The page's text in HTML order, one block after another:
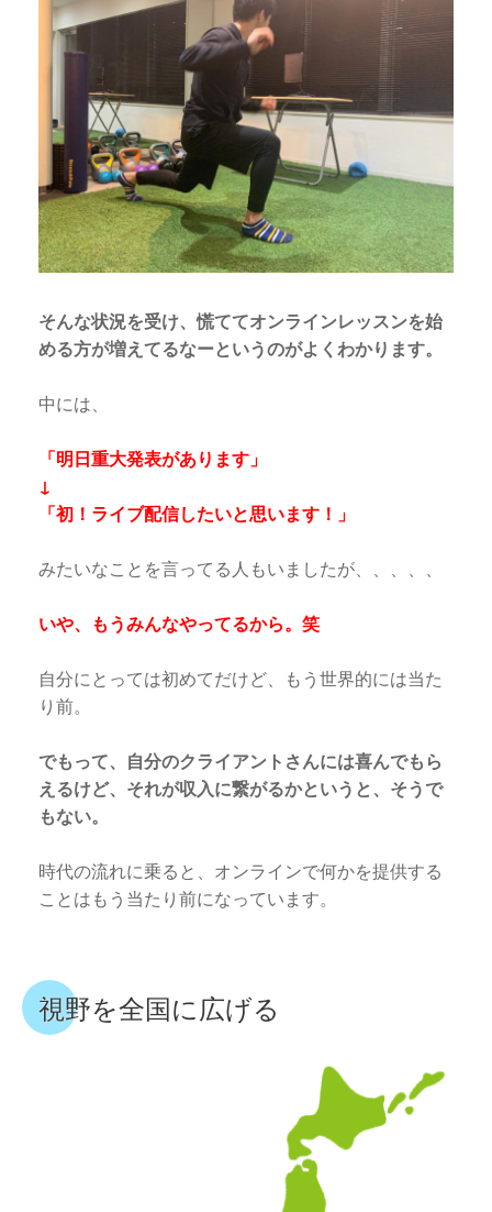
そんな状況を受け、慌ててオンラインレッスンを始
める方が増えてるなーというのがよくわかります。
中には、
「明日重大発表があります」
↓
「初！ライブ配信したいと思います！」
みたいなことを言ってる人もいましたが、、、、、
いや、もうみんなやってるから。笑
自分にとっては初めてだけど、もう世界的には当た
り前。
でもって、自分のクライアントさんには喜んでもら
えるけど、それが収入に繋がるかというと、そうで
もない。
時代の流れに乗ると、オンラインで何かを提供する
ことはもう当たり前になっています。
視野を全国に広げる